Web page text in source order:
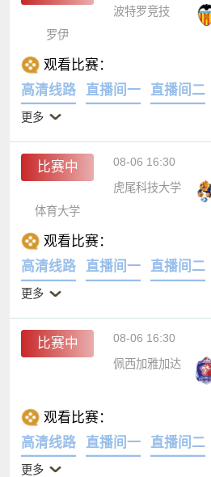
波特罗竞技
罗伊
观看比赛：
高清线路
直播间一 直播间二
更多
比赛中 08-06 16:30
虎尾科技大学
体育大学
观看比赛：
高清线路
直播间一 直播间二
更多
比赛中 08-06 16:30
佩西加雅加达
观看比赛：
高清线路
直播间一 直播间二
更多